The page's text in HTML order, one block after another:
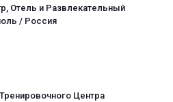
Отель и Развлекательный
/ Россия
Центра